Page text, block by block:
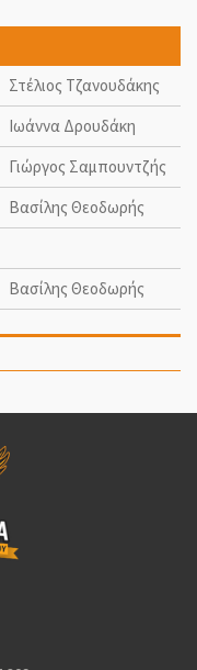
Στέλιος Τζανουδάκης
Ιωάννα Δρουδάκη
Γιώργος Σαμπουντζής
Βασίλης Θεοδωρής
Βασίλης Θεοδωρής